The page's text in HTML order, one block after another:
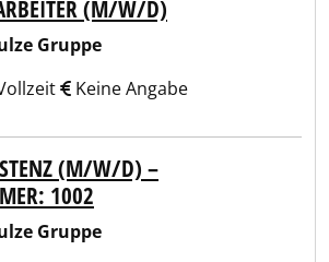
(M/W/D)
Gruppe
Keine Angabe
(M/W/D) –
1002
Gruppe